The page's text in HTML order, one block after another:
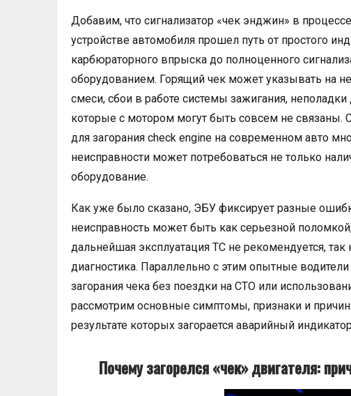
Добавим, что сигнализатор «чек энджин» в
устройстве автомобиля прошел путь от простого
карбюраторного впрыска до полноценного
оборудованием. Горящий чек может указывать на
смеси, сбои в работе системы зажигания,
которые с мотором могут быть совсем не связаны.
для загорания check engine на современном авто
неисправности может потребоваться не только
оборудование.
Как уже было сказано, ЭБУ фиксирует разные
неисправность может быть как серьезной
дальнейшая эксплуатация ТС не рекомендуется,
диагностика. Параллельно с этим опытные
загорания чека без поездки на СТО или
рассмотрим основные симптомы, признаки и
результате которых загорается аварийный
Почему загорелся «чек» двигателя: